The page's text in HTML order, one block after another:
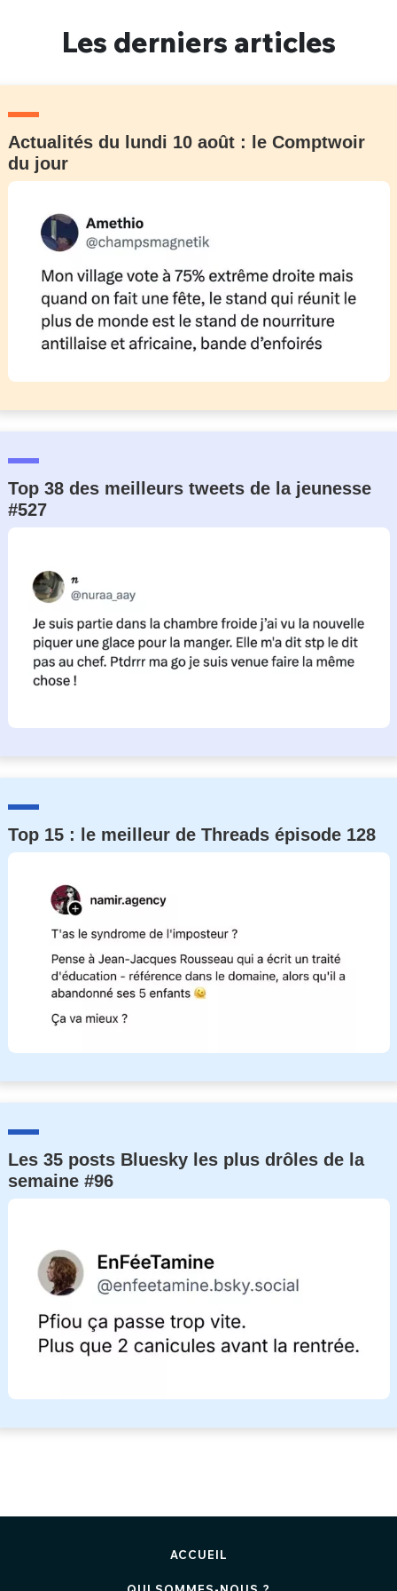
Les derniers articles
Actualités du lundi 10 août : le Comptwoir
du jour
Top 38 des meilleurs tweets de la jeunesse
#527
Top 15 : le meilleur de Threads épisode 128
Les 35 posts Bluesky les plus drôles de la
semaine #96
ACCUEIL
Un Thread